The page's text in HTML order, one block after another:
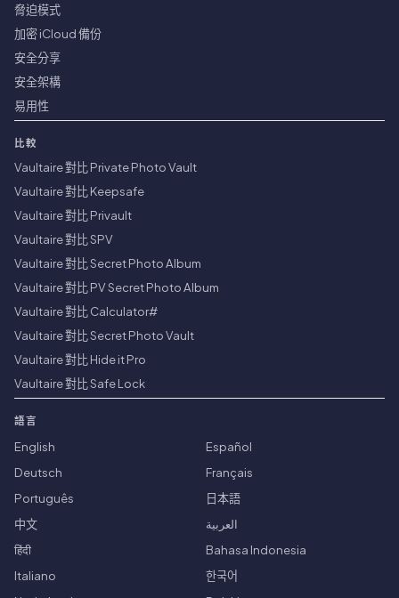
脅迫模式
加密 iCloud 備份
安全分享
安全架構
易用性
比較
Vaultaire 對比 Private Photo Vault
Vaultaire 對比 Keepsafe
Vaultaire 對比 Privault
Vaultaire 對比 SPV
Vaultaire 對比 Secret Photo Album
Vaultaire 對比 PV Secret Photo Album
Vaultaire 對比 Calculator#
Vaultaire 對比 Secret Photo Vault
Vaultaire 對比 Hide it Pro
Vaultaire 對比 Safe Lock
語言
English
Español
Deutsch
Français
Português
日本語
中文
العربية
हिंदी
Bahasa Indonesia
Italiano
한국어